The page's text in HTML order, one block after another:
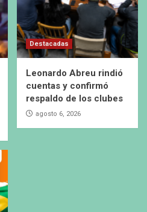
Destacadas
Leonardo Abreu rindió
cuentas y confirmó
respaldo de los clubes
agosto 6, 2026